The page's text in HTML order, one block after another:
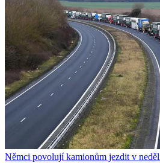
Němci povolují kamionům jezdit v